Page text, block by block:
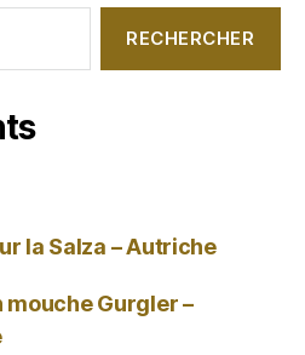
la Salza – Autriche
Gurgler –